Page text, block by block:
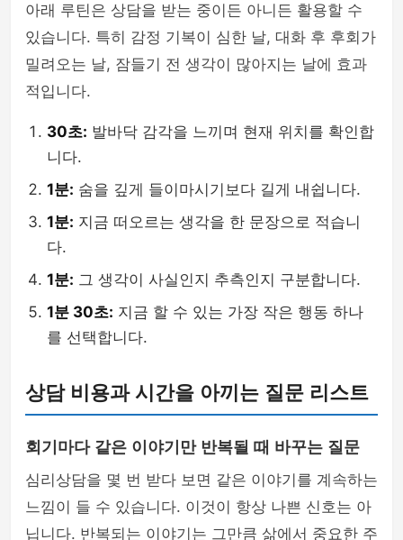
아래 루틴은 상담을 받는 중이든 아니든 활용할 수
있습니다. 특히 감정 기복이 심한 날, 대화 후 후회가
밀려오는 날, 잠들기 전 생각이 많아지는 날에 효과
적입니다.
30초: 발바닥 감각을 느끼며 현재 위치를 확인합
니다.
1분: 숨을 깊게 들이마시기보다 길게 내쉽니다.
1분: 지금 떠오르는 생각을 한 문장으로 적습니
다.
1분: 그 생각이 사실인지 추측인지 구분합니다.
1분 30초: 지금 할 수 있는 가장 작은 행동 하나
를 선택합니다.
상담 비용과 시간을 아끼는 질문 리스트
회기마다 같은 이야기만 반복될 때 바꾸는 질문
심리상담을 몇 번 받다 보면 같은 이야기를 계속하는
느낌이 들 수 있습니다. 이것이 항상 나쁜 신호는 아
닙니다. 반복되는 이야기는 그만큼 삶에서 중요한 주